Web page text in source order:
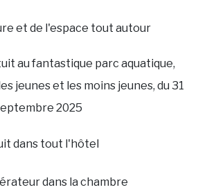
et de l'espace tout autour
au fantastique parc aquatique,
jeunes et les moins jeunes, du 31
2025
dans tout l'hôtel
dans la chambre